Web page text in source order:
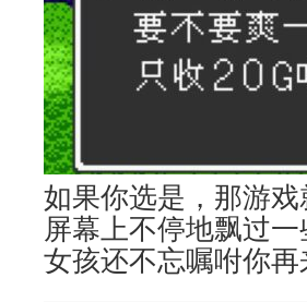
如果你选是，那游
屏幕上不停地飘过
女孩还不忘嘱咐你再